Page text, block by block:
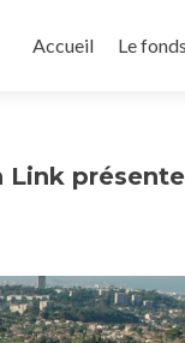
au
Accueil Le fonds
Link